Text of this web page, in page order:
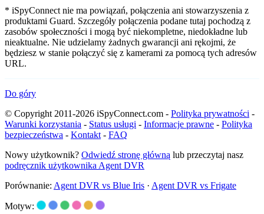
* iSpyConnect nie ma powiązań, połączenia ani stowarzyszenia z
produktami Guard. Szczegóły połączenia podane tutaj pochodzą z
zasobów społeczności i mogą być niekompletne, niedokładne lub
nieaktualne. Nie udzielamy żadnych gwarancji ani rękojmi, że
będziesz w stanie połączyć się z kamerami za pomocą tych adresów
URL.
Do góry
© Copyright 2011-2026 iSpyConnect.com - Polityka prywatności -
Warunki korzystania - Status usługi - Informacje prawne - Polityka
bezpieczeństwa - Kontakt - FAQ
Nowy użytkownik? Odwiedź stronę główną lub przeczytaj nasz
podręcznik użytkownika Agent DVR
Porównanie: Agent DVR vs Blue Iris · Agent DVR vs Frigate
Motyw: